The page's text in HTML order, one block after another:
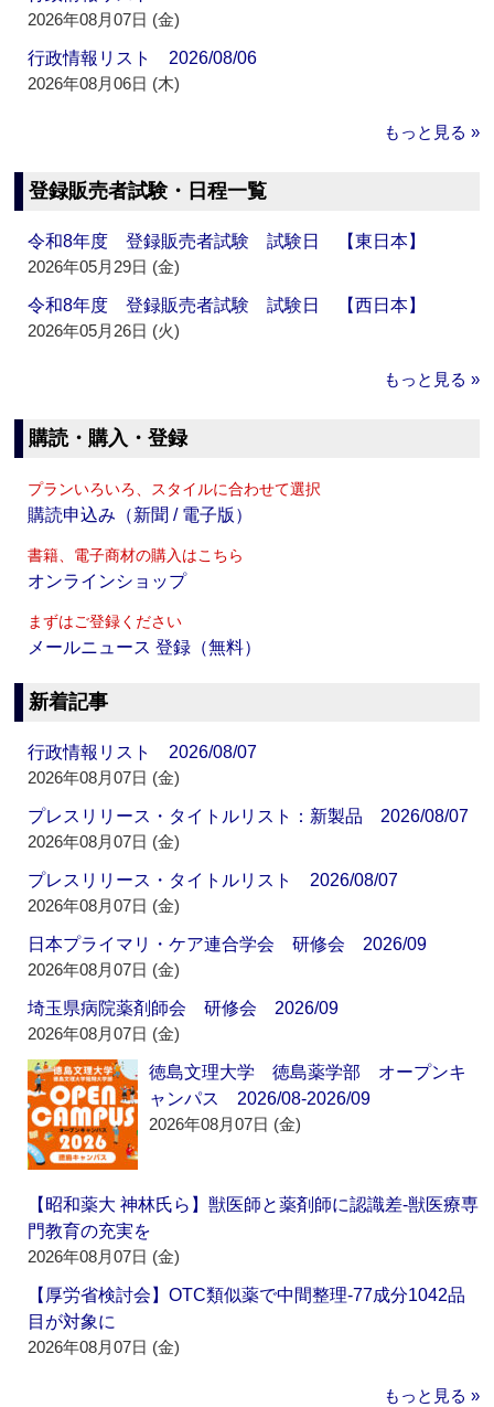
2026年08月07日 (金)
行政情報リスト 2026/08/06
2026年08月06日 (木)
もっと見る »
登録販売者試験・日程一覧
令和8年度 登録販売者試験 試験日 【東日本】
2026年05月29日 (金)
令和8年度 登録販売者試験 試験日 【西日本】
2026年05月26日 (火)
もっと見る »
購読・購入・登録
プランいろいろ、スタイルに合わせて選択
購読申込み（新聞 / 電子版）
書籍、電子商材の購入はこちら
オンラインショップ
まずはご登録ください
メールニュース 登録（無料）
新着記事
行政情報リスト 2026/08/07
2026年08月07日 (金)
プレスリリース・タイトルリスト：新製品 2026/08/07
2026年08月07日 (金)
プレスリリース・タイトルリスト 2026/08/07
2026年08月07日 (金)
日本プライマリ・ケア連合学会 研修会 2026/09
2026年08月07日 (金)
埼玉県病院薬剤師会 研修会 2026/09
2026年08月07日 (金)
徳島文理大学 徳島薬学部 オープンキ
ャンパス 2026/08-2026/09
2026年08月07日 (金)
【昭和薬大 神林氏ら】獣医師と薬剤師に認識差‐獣医療専
門教育の充実を
2026年08月07日 (金)
【厚労省検討会】OTC類似薬で中間整理‐77成分1042品
目が対象に
2026年08月07日 (金)
もっと見る »